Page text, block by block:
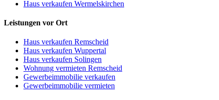
Haus verkaufen Wermelskirchen
Leistungen vor Ort
Haus verkaufen Remscheid
Haus verkaufen Wuppertal
Haus verkaufen Solingen
Wohnung vermieten Remscheid
Gewerbeimmobilie verkaufen
Gewerbeimmobilie vermieten